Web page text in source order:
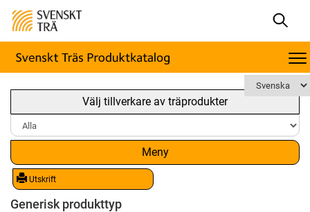
Välj tillverkare av träprodukter
Meny
Utskrift
Generisk produkttyp